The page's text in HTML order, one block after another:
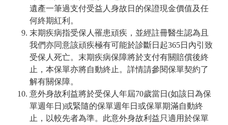
遺產一筆過支付受益人身故日的保證現金價值及任
何終期紅利。
末期疾病指受保人罹患頑疾，並經註冊醫生認為且
我們亦同意該頑疾極有可能於診斷日起365日內引致
受保人死亡。末期疾病保障將於支付有關賠償後終
止，本保單亦將自動終止。詳情請參閱保單契約了
解有關保障。
意外身故利益將於受保人年屆70歲當日(如該日為保
單週年日)或緊隨的保單週年日或保單期滿自動終
止，以較先者為準。此意外身故利益只適用於保單